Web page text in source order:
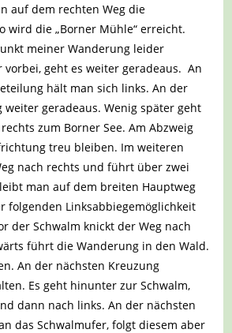
auf dem rechten Weg die
wird die „Borner Mühle“ erreicht.
meiner Wanderung leider
vorbei, geht es weiter geradeaus. An
hält man sich links. An der
weiter geradeaus. Wenig später geht
zum Borner See. Am Abzweig
treu bleiben. Im weiteren
nach rechts und führt über zwei
man auf dem breiten Hauptweg
folgenden Linksabbiegemöglichkeit
der Schwalm knickt der Weg nach
führt die Wanderung in den Wald.
An der nächsten Kreuzung
Es geht hinunter zur Schwalm,
dann nach links. An der nächsten
das Schwalmufer, folgt diesem aber